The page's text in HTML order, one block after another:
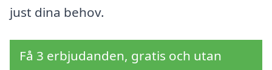
just dina behov.
Få 3 erbjudanden, gratis och utan